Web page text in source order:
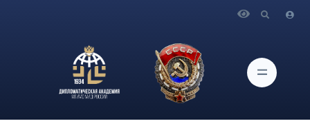
формирований киевского режима по гражданскому
населению России